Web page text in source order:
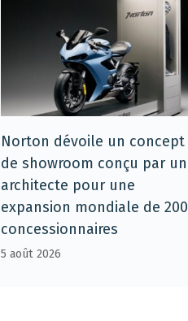
Norton dévoile un concept
de showroom conçu par un
architecte pour une
expansion mondiale de 200
concessionnaires
5 août 2026